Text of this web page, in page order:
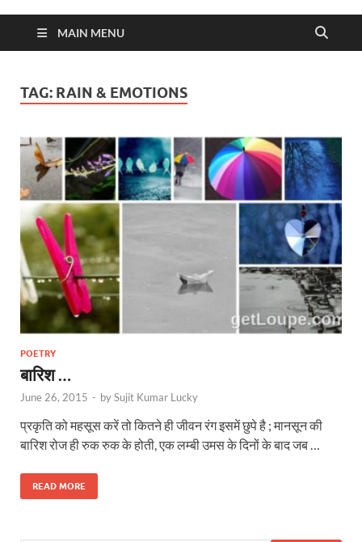
MAIN MENU
TAG: RAIN & EMOTIONS
POETRY
बारिश …
June 26, 2015 - bySujit Kumar Lucky
प्रकृति को महसूस करें तो कितने ही जीवन रंग इसमें छुपे है ; मानसून की
बारिश रोज ही रुक रुक के होती, एक लम्बी उमस के दिनों के बाद जब …
READ MORE